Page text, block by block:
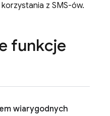
z SMS-ów.
funkcje
wiarygodnych